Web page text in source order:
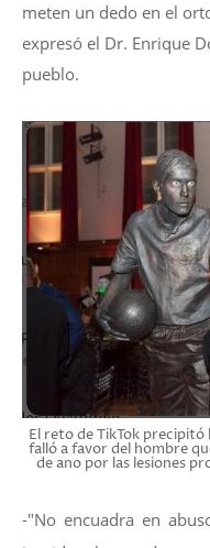
meten un dedo en el
expresó el Dr. Enrique
pueblo.
El reto de TikTok precipitó
falló a favor del hombre
de ano por las lesiones
-"No encuadra en